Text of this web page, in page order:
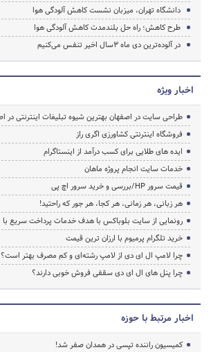
دانشگاه تهران، میزبان نشست کاهش آلودگی هوا
طرح کاهش؛ ‌راه حل بلندمدت کاهش آلودگی هوا
در آلوده‌ترین دی ماه 3سال اخیر تنفس می‌کنیم
اخبار ویژه
طراحی سایت در اصفهان بهترین شیوه تبلیغات اینترنتی در
فروشگاه اینترنتی کشاورزی اگری راز
ایده های طلایی برای کسب درآمد از اینستاگرام
خدمات سایت انجام پروژه ماهان
قیمت سرور HP/بررسی و خرید سرور اچ پی
هر زبانی، هر زمانی، هر کجا، هر جور که راحتید!
رونمایی از سایت بلوباکس با هدف خدمات پرداخت سریع با
خرید تلگرام پرمیوم با ارزان ترین قیمت
چرا لامپ ال ای دی از لامپ رشته‌ای و کم مصرف بهتر است؟
چرا پنل های ال ای دی سقفی فروش خوبی دارند؟
اخبار مرتبط با حوزه
کمیسیون راننده تپسی در همدان صفر شد!